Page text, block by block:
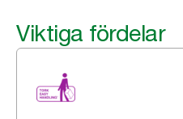
Viktiga fördelar